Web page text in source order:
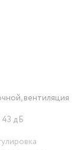
вентиляция
дБ